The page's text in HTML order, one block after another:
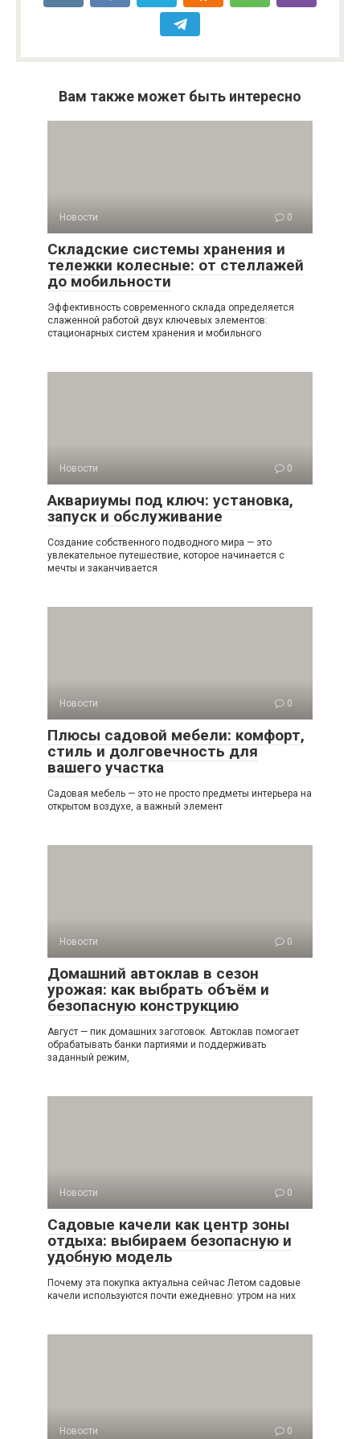
Вам также может быть интересно
Новости 0
Складские системы хранения и
тележки колесные: от стеллажей
до мобильности
Эффективность современного склада определяется
слаженной работой двух ключевых элементов:
стационарных систем хранения и мобильного
Новости 0
Аквариумы под ключ: установка,
запуск и обслуживание
Создание собственного подводного мира — это
увлекательное путешествие, которое начинается с
мечты и заканчивается
Новости 0
Плюсы садовой мебели: комфорт,
стиль и долговечность для
вашего участка
Садовая мебель — это не просто предметы интерьера на
открытом воздухе, а важный элемент
Новости 0
Домашний автоклав в сезон
урожая: как выбрать объём и
безопасную конструкцию
Август — пик домашних заготовок. Автоклав помогает
обрабатывать банки партиями и поддерживать
заданный режим,
Новости 0
Садовые качели как центр зоны
отдыха: выбираем безопасную и
удобную модель
Почему эта покупка актуальна сейчас Летом садовые
качели используются почти ежедневно: утром на них
Новости 0